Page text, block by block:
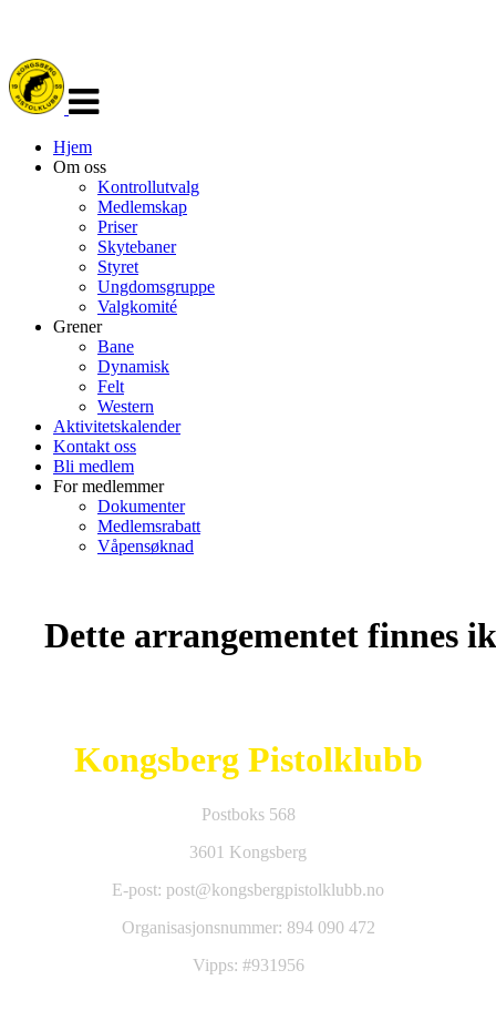
navigasjon
Hjem
Om oss
Kontrollutvalg
Medlemskap
Priser
Skytebaner
Styret
Ungdomsgruppe
Valgkomité
Grener
Bane
Dynamisk
Felt
Western
Aktivitetskalender
Kontakt oss
Bli medlem
For medlemmer
Dokumenter
Medlemsrabatt
Våpensøknad
Dette arrangementet finnes
Kongsberg Pistolklubb
Postboks 568
3601 Kongsberg
E-post: post@kongsbergpistolklubb.no
Organisasjonsnummer: 894 090 472
Vipps: #931956